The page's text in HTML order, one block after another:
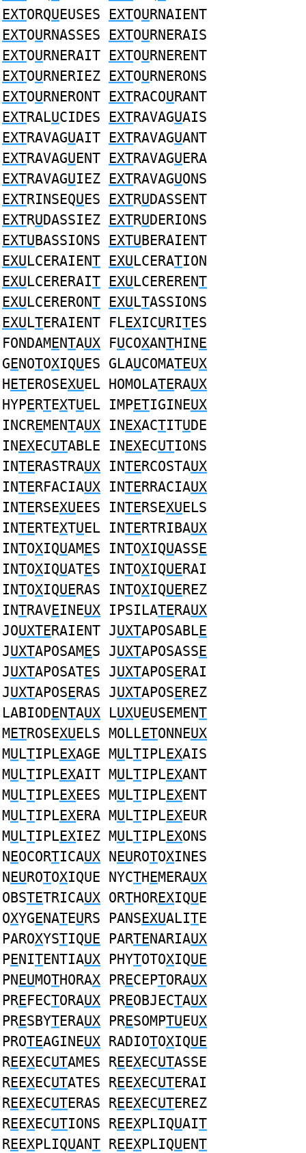
EXTORQUEUSES EXTOURNAIENT
EXTOURNASSES EXTOURNERAIS
EXTOURNERAIT EXTOURNERENT
EXTOURNERIEZ EXTOURNERONS
EXTOURNERONT EXTRACOURANT
EXTRALUCIDES EXTRAVAGUAIS
EXTRAVAGUAIT EXTRAVAGUANT
EXTRAVAGUENT EXTRAVAGUERA
EXTRAVAGUIEZ EXTRAVAGUONS
EXTRINSEQUES EXTRUDASSENT
EXTRUDASSIEZ EXTRUDERIONS
EXTUBASSIONS EXTUBERAIENT
EXULCERAIENT EXULCERATION
EXULCERERAIT EXULCERERENT
EXULCERERONT EXULTASSIONS
EXULTERAIENT FLEXICURITES
FONDAMENTAUX FUCOXANTHINE
GENOTOXIQUES GLAUCOMATEUX
HETEROSEXUEL HOMOLATERAUX
HYPERTEXTUEL IMPETIGINEUX
INCREMENTAUX INEXACTITUDE
INEXECUTABLE INEXECUTIONS
INTERASTRAUX INTERCOSTAUX
INTERFACIAUX INTERRACIAUX
INTERSEXUEES INTERSEXUELS
INTERTEXTUEL INTERTRIBAUX
INTOXIQUAMES INTOXIQUASSE
INTOXIQUATES INTOXIQUERAI
INTOXIQUERAS INTOXIQUEREZ
INTRAVEINEUX IPSILATERAUX
JOUXTERAIENT JUXTAPOSABLE
JUXTAPOSAMES JUXTAPOSASSE
JUXTAPOSATES JUXTAPOSERAI
JUXTAPOSERAS JUXTAPOSEREZ
LABIODENTAUX LUXUEUSEMENT
METROSEXUELS MOLLETONNEUX
MULTIPLEXAGE MULTIPLEXAIS
MULTIPLEXAIT MULTIPLEXANT
MULTIPLEXEES MULTIPLEXENT
MULTIPLEXERA MULTIPLEXEUR
MULTIPLEXIEZ MULTIPLEXONS
NEOCORTICAUX NEUROTOXINES
NEUROTOXIQUE NYCTHEMERAUX
OBSTETRICAUX ORTHOREXIQUE
OXYGENATEURS PANSEXUALITE
PAROXYSTIQUE PARTENARIAUX
PENITENTIAUX PHYTOTOXIQUE
PNEUMOTHORAX PRECEPTORAUX
PREFECTORAUX PREOBJECTAUX
PRESBYTERAUX PRESOMPTUEUX
PROTEAGINEUX RADIOTOXIQUE
REEXECUTAMES REEXECUTASSE
REEXECUTATES REEXECUTERAI
REEXECUTERAS REEXECUTEREZ
REEXECUTIONS REEXPLIQUAIT
REEXPLIQUANT REEXPLIQUENT